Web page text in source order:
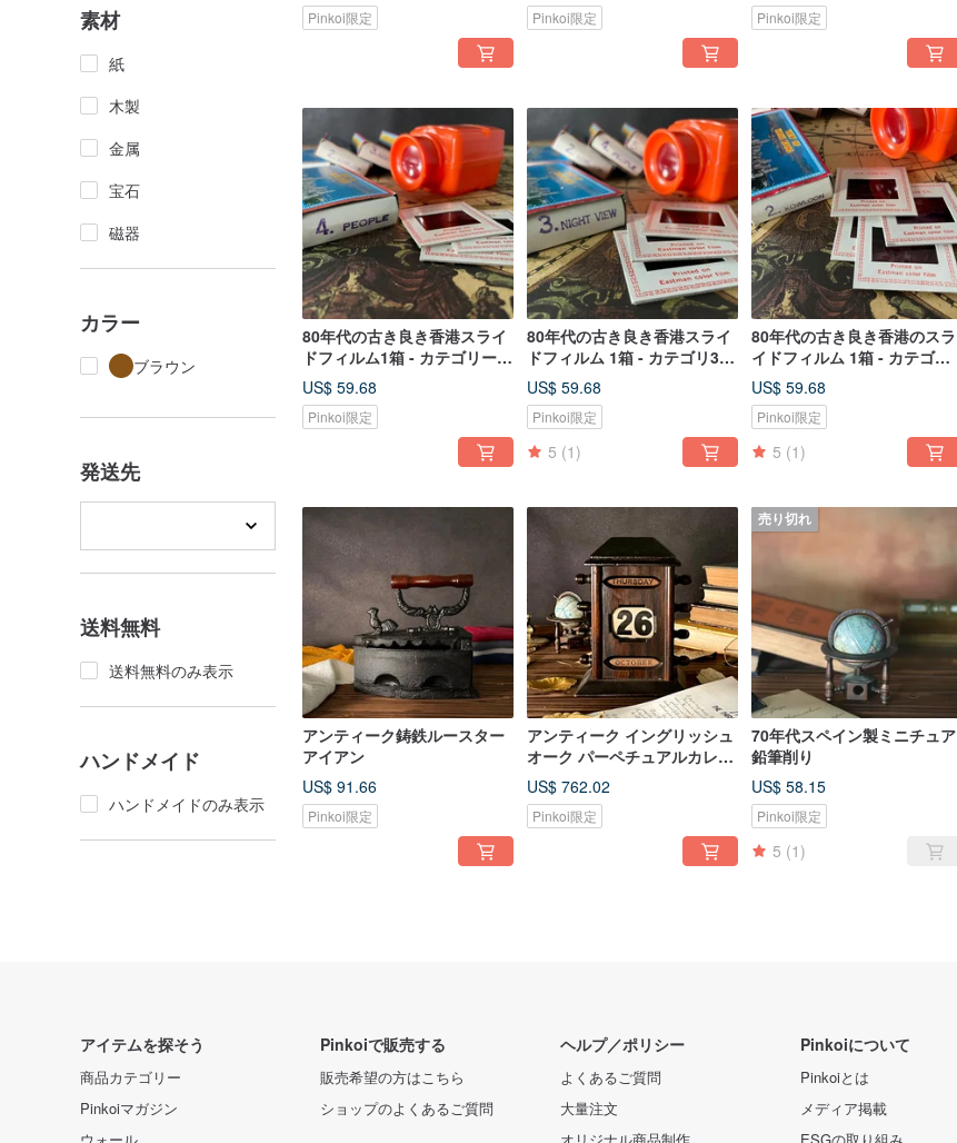
素材
紙
木製
金属
宝石
磁器
カラー
ブラウン
発送先
送料無料
送料無料のみ表示
ハンドメイド
ハンドメイドのみ表示
Pinkoi限定 Pinkoi限定 Pinkoi限定
80年代の古き良き香港スライ
ドフィルム1箱 - カテゴリー4.
人物 People
US$ 59.68
Pinkoi限定
80年代の古き良き香港スライ
ドフィルム 1箱 - カテゴリ3.
夜景 Night View
US$ 59.68
Pinkoi限定
5 (1)
80年代の古き良き香港のスラ
イドフィルム 1箱 - カテゴリ
2. 九龍（Kowloon）
US$ 59.68
Pinkoi限定
5 (1)
アンティーク鋳鉄ルースター
アイアン
US$ 91.66
Pinkoi限定
アンティーク イングリッシュ
オーク パーペチュアルカレン
ダー
US$ 762.02
Pinkoi限定
売り切れ
70年代スペイン製ミニチュア
鉛筆削り
US$ 58.15
Pinkoi限定
5 (1)
アイテムを探そう
商品カテゴリー
Pinkoiマガジン
Pinkoiで販売する
販売希望の方はこちら
ショップのよくあるご質問
ヘルプ／ポリシー
よくあるご質問
大量注文
Pinkoiについて
Pinkoiとは
メディア掲載